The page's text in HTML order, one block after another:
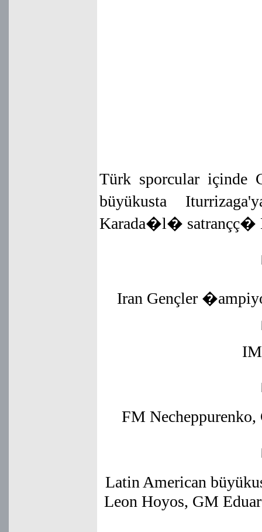
Türk sporcular içinde
büyükusta
Karada�l� satrançç�
Iran Gençler
FM
Latin American
Leon Hoyos, GM